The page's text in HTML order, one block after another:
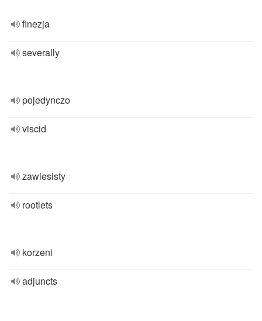
finezja
severally
pojedynczo
viscid
zawiesisty
rootlets
korzeni
adjuncts